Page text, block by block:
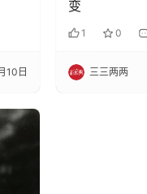
10日
变
1 0
三三两两